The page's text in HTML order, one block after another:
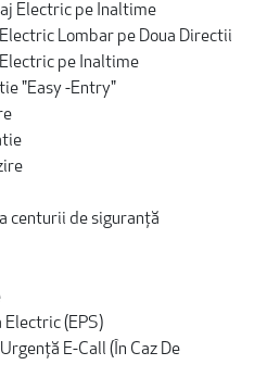
Electric pe Inaltime
Lombar pe Doua Directii
pe Inaltime
"Easy -Entry"
centurii de siguranță
(EPS)
E-Call (În Caz De